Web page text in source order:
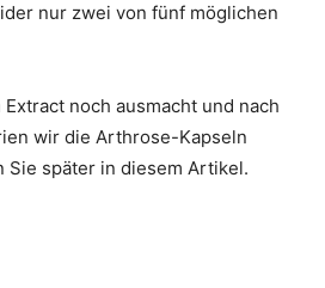
nur zwei von fünf möglichen
noch ausmacht und nach
wir die Arthrose-Kapseln
Sie später in diesem Artikel.